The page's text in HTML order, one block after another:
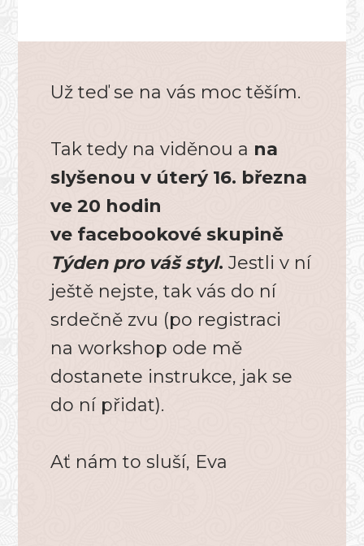
Už teď se na vás moc těším.
Tak tedy na viděnou a na
slyšenou v úterý 16. března
ve 20 hodin
ve facebookové skupině
Týden pro váš styl. Jestli v ní
ještě nejste, tak vás do ní
srdečně zvu (po registraci
na workshop ode mě
dostanete instrukce, jak se
do ní přidat).
Ať nám to sluší, Eva